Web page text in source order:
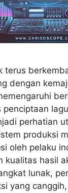
terus
dengan
penciptaan
perhatian
produksi
oleh pelaku
kualitas hasil
lunak,
yang